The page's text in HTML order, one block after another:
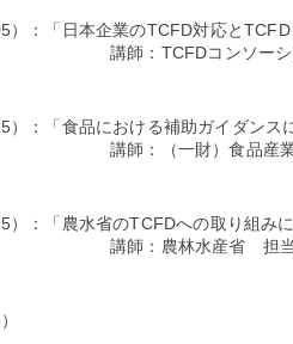
：「日本企業のTCFD対応とTCFD
コンソーシアム事務局
：「食品における補助ガイダンス
財）食品産業センタ
：「農水省のTCFDへの取り組みに
水産省 担当官 講